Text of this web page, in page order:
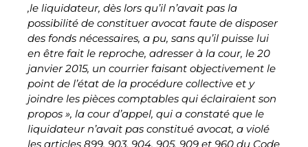
,le liquidateur, dès lors qu’il n’avait pas la
possibilité de constituer avocat faute de disposer
des fonds nécessaires, a pu, sans qu’il puisse lui
en être fait le reproche, adresser à la cour, le 20
janvier 2015, un courrier faisant objectivement le
point de l’état de la procédure collective et y
joindre les pièces comptables qui éclairaient son
propos », la cour d’appel, qui a constaté que le
liquidateur n’avait pas constitué avocat, a violé
les articles 899, 903, 904, 905, 909 et 960 du Code